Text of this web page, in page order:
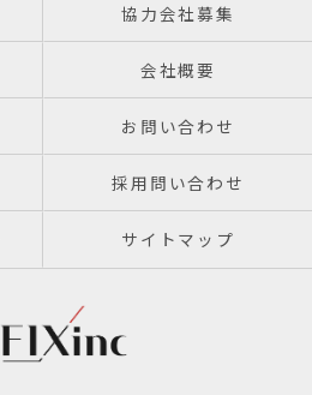
協力会社募集
会社概要
お問い合わせ
採用問い合わせ
サイトマップ